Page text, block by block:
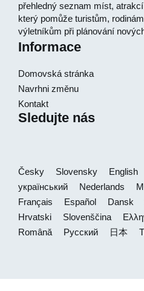
přehledný seznam míst,
který pomůže turistům,
výletníkům při plánování
Informace
Domovská stránka
Navrhni změnu
Kontakt
Sledujte nás
Česky Slovensky English
український
Nederlands
Français
Español Dansk
Hrvatski
Slovenščina
Română
Русский 日本